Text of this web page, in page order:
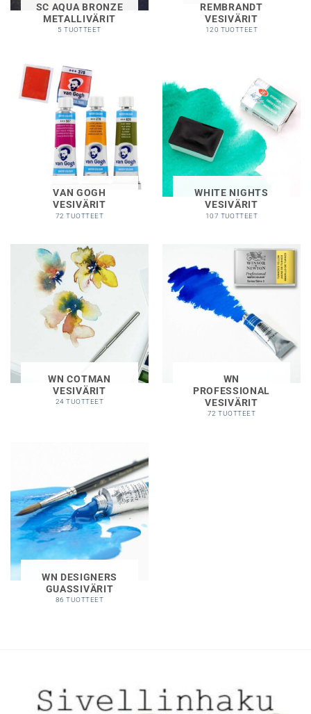
SC AQUA BRONZE
METALLIVÄRIT
5 TUOTTEET
REMBRANDT
VESIVÄRIT
120 TUOTTEET
VAN GOGH
VESIVÄRIT
72 TUOTTEET
WHITE NIGHTS
VESIVÄRIT
107 TUOTTEET
WN COTMAN
VESIVÄRIT
24 TUOTTEET
WN
PROFESSIONAL
VESIVÄRIT
72 TUOTTEET
WN DESIGNERS
GUASSIVÄRIT
86 TUOTTEET